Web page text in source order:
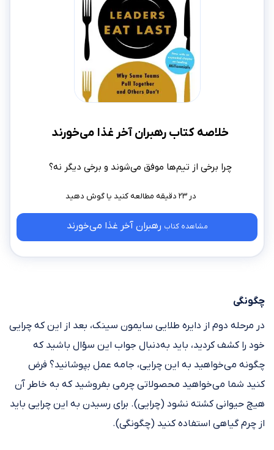
خلاصه کتاب رهبران آخر غذا می‌خورند
چرا برخی از تیم‌ها موفق می‌شوند و برخی دیگر نه؟
در ۲۳ دقیقه مطالعه کنید
مشاهده کتاب رهبران آخر غذا می‌خورند
چگونگی
در مرحله دوم از دایره طلایی سایمون سینک، بعد از این که چرایی
خود را کشف کردید، باید به‌دنبال جواب این سؤال باشید که
چگونه می‌خواهید به این چرایی، جامه عمل بپوشانید؟ فرض
کنید شما می‌خواهید محصولاتی چرمی بفروشید که به خاطر آن
هیچ حیوانی کشته نشود (چرایی). برای رسیدن به این چرایی باید
از چرم گیاهی استفاده کنید (چگونگی).